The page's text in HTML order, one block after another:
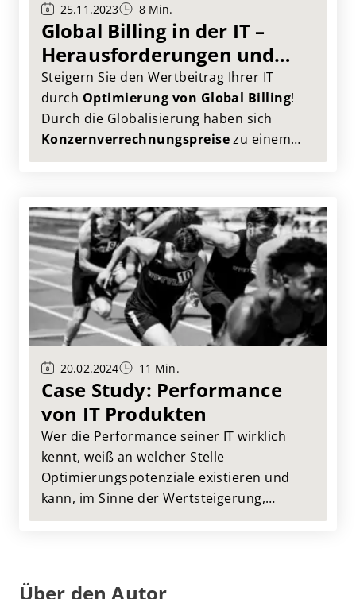
25.11.2023 8 Min.
Global Billing in der IT –
Herausforderungen und
Chancen
Steigern Sie den Wertbeitrag Ihrer IT
durch Optimierung von Global Billing!
Durch die Globalisierung haben sich
Konzernverrechnungspreisezu einem
der wichtigsten steuerlichen
Artikel beleuchtet die Bedeutung von
Global Billing fürIT Dienstleistungenund
zeigt auf, wie Unternehmen diese
Herausforderung meistern können.
20.02.2024 11 Min.
Case Study: Performance
von IT Produkten
Wer die Performance seiner IT wirklich
kennt, weiß an welcher Stelle
Optimierungspotenziale existieren und
kann, im Sinne der Wertsteigerung,
bewusst an diesen arbeiten. Das
Über den Autor